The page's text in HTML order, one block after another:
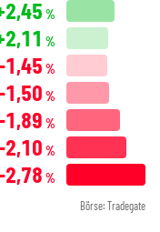
%
%
1,45 %
1,50 %
1,89 %
2,10 %
2,78 %
Börse: Tradegate